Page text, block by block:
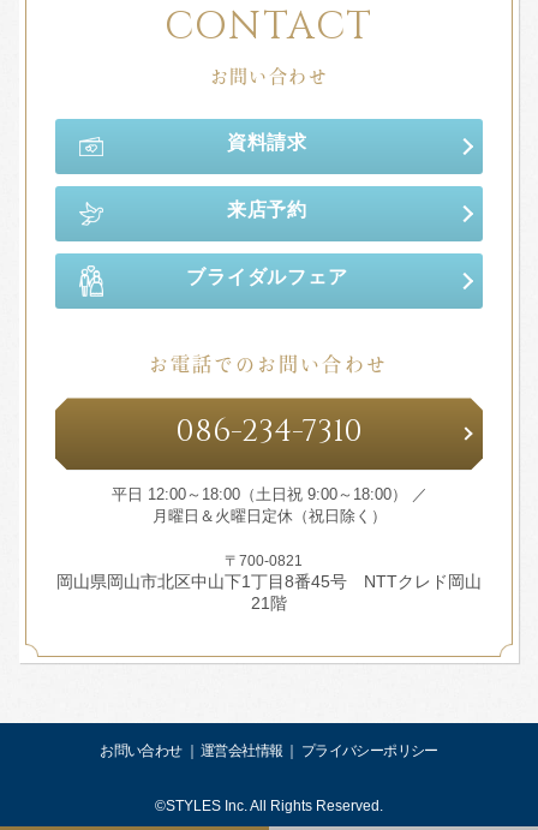
CONTACT
お問い合わせ
資料請求
来店予約
ブライダルフェア
お電話でのお問い合わせ
086-234-7310
平日 12:00～18:00（土日祝 9:00～18:00） ／
月曜日＆火曜日定休（祝日除く）
〒700-0821
岡山県岡山市北区中山下1丁目8番45号 NTTクレド岡山
21階
お問い合わせ 運営会社情報 プライバシーポリシー
©STYLES Inc. All Rights Reserved.